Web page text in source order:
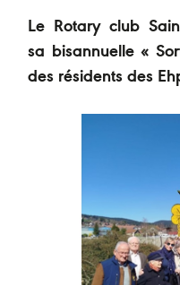
Le Rotary club
sa bisannuelle «
des résidents des